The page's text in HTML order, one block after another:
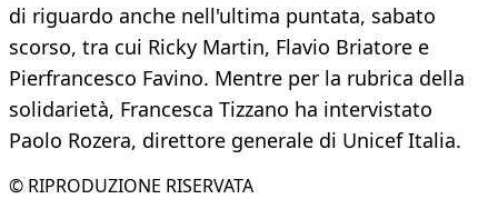
di riguardo anche nell'ultima puntata, sabato
scorso, tra cui Ricky Martin, Flavio Briatore e
Pierfrancesco Favino. Mentre per la rubrica della
solidarietà, Francesca Tizzano ha intervistato
Paolo Rozera, direttore generale di Unicef Italia.
© RIPRODUZIONE RISERVATA